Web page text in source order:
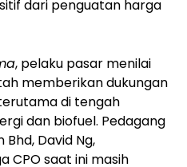
dari penguatan harga
, pelaku pasar menilai
memberikan dukungan
di tengah
dan biofuel. Pedagang
David Ng,
CPO saat ini masih